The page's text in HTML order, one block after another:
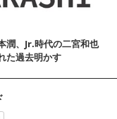
潤、Jr.時代の二宮和也
た過去明かす